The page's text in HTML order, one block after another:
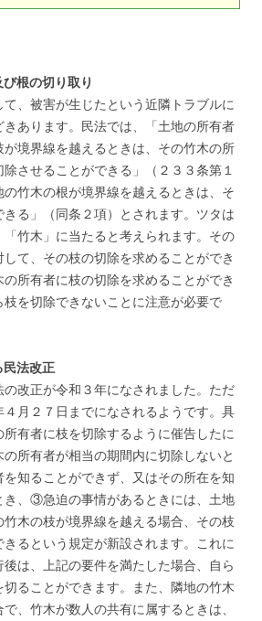
根の切り取り
、被害が生じたという近隣トラブルに
あります。民法では、「土地の所有者
境界線を越えるときは、その竹木の所
させることができる」（２３３条第１
竹木の根が境界線を越えるときは、そ
る」（同条２項）とされます。ツタは
竹木」に当たると考えられます。その
て、その枝の切除を求めることができ
所有者に枝の切除を求めることができ
枝を切除できないことに注意が必要で
法改正
改正が令和３年になされました。ただ
４月２７日までになされるようです。具
有者に枝を切除するように催告したに
所有者が相当の期間内に切除しないと
知ることができず、又はその所在を知
き、③急迫の事情があるときには、土地
木の枝が境界線を越える場合、その枝
るという規定が新設されます。これに
は、上記の要件を満たした場合、自ら
ることができます。また、隣地の竹木
、竹木が数人の共有に属するときは、